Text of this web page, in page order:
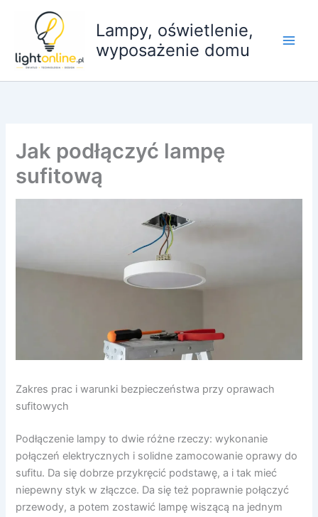
Lampy, oświetlenie,
wyposażenie domu
Jak podłączyć lampę
sufitową
Zakres prac i warunki bezpieczeństwa przy oprawach
sufitowych
Podłączenie lampy to dwie różne rzeczy: wykonanie
połączeń elektrycznych i solidne zamocowanie oprawy do
sufitu. Da się dobrze przykręcić podstawę, a i tak mieć
niepewny styk w złączce. Da się też poprawnie połączyć
przewody, a potem zostawić lampę wiszącą na jednym